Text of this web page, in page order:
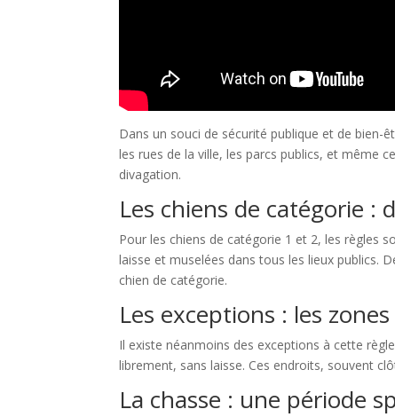
Dans un souci de sécurité publique et de bien-
les rues de la ville, les parcs publics, et même
divagation.
Les chiens de catégorie :
Pour les chiens de catégorie 1 et 2, les règles
laisse et muselées dans tous les lieux publics.
chien de catégorie.
Les exceptions : les
Il existe néanmoins des exceptions à cette
librement, sans laisse. Ces endroits, souvent
La chasse : une période